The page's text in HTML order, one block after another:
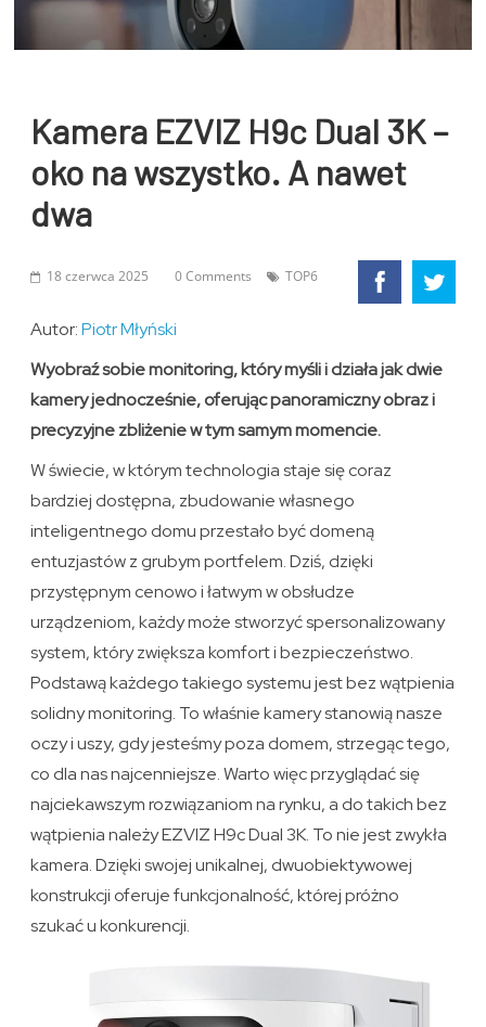
Kamera EZVIZ H9c Dual 3K –
oko na wszystko. A nawet
dwa
18 czerwca 2025 0 Comments TOP6
Autor:Piotr Młyński
Wyobraź sobie monitoring, który myśli i działa jak dwie
kamery jednocześnie, oferując panoramiczny obraz i
precyzyjne zbliżenie w tym samym momencie.
W świecie, w którym technologia staje się coraz
bardziej dostępna, zbudowanie własnego
inteligentnego domu przestało być domeną
entuzjastów z grubym portfelem. Dziś, dzięki
przystępnym cenowo i łatwym w obsłudze
urządzeniom, każdy może stworzyć spersonalizowany
system, który zwiększa komfort i bezpieczeństwo.
Podstawą każdego takiego systemu jest bez wątpienia
solidny monitoring. To właśnie kamery stanowią nasze
oczy i uszy, gdy jesteśmy poza domem, strzegąc tego,
co dla nas najcenniejsze. Warto więc przyglądać się
najciekawszym rozwiązaniom na rynku, a do takich bez
wątpienia należy EZVIZ H9c Dual 3K. To nie jest zwykła
kamera. Dzięki swojej unikalnej, dwuobiektywowej
konstrukcji oferuje funkcjonalność, której próżno
szukać u konkurencji.